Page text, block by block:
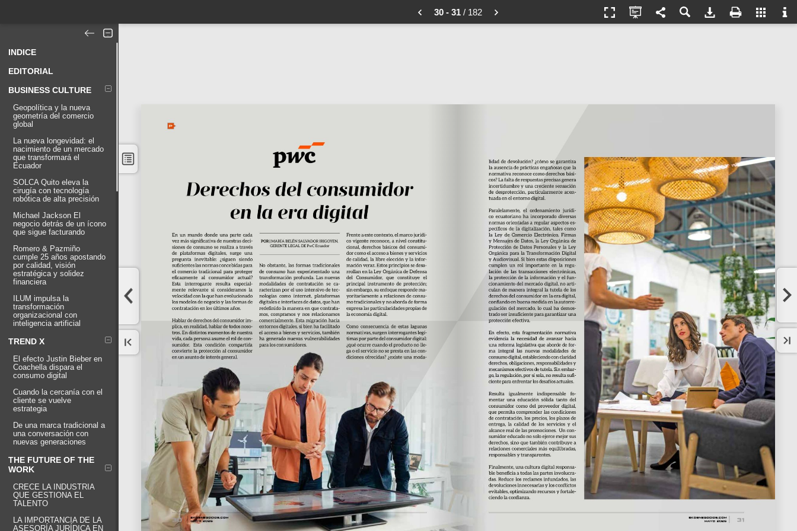
30 - 31/ 182
INDICE
EDITORIAL
BUSINESS CULTURE
Geopolítica y la nueva
geometría del comercio
global
La nueva longevidad: el
nacimiento de un mercado
que transformará el
Ecuador
SOLCA Quito eleva la
cirugía con tecnología
robótica de alta precisión
Michael Jackson El
negocio detrás de un ícono
que sigue facturando
Romero & Pazmiño
cumple 25 años apostando
por calidad, visión
estratégica y solidez
financiera
ILUM impulsa la
transformación
organizacional con
inteligencia artificial
TREND X
El efecto Justin Bieber en
Coachella dispara el
consumo digital
Cuando la cercanía con el
cliente se vuelve
estrategia
De una marca tradicional a
una conversación con
nuevas generaciones
THE FUTURE OF THE
WORK
CRECE LA INDUSTRIA
QUE GESTIONA EL
TALENTO
LA IMPORTANCIA DE LA
ASESORÍA JURÍDICA EN